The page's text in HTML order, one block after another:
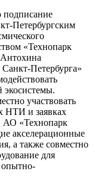
подписание
Петербургским
«Технопарк
Петербурга»
экосистемы.
участвовать
НТИ и заявках
АО «Технопарк
акселерационные
а также совместно
для
опытно-